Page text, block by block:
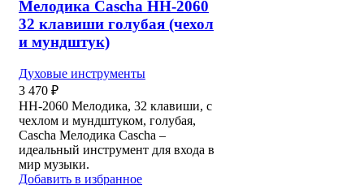
Мелодика Cascha HH-2060
32 клавиши голубая (чехол
и мундштук)
Духовые инструменты
3 470 ₽
HH-2060 Мелодика, 32 клавиши, с
чехлом и мундштуком, голубая,
Cascha Мелодика Cascha –
идеальный инструмент для входа в
мир музыки.
Добавить в избранное